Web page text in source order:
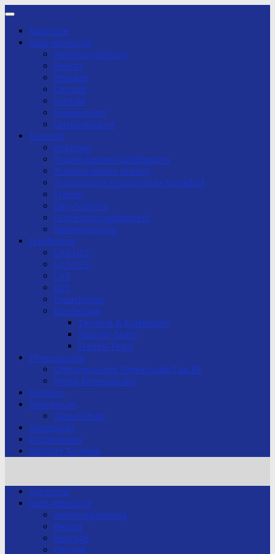
Zum
springenStartseite
Judo-Abteilung
Abteilungsleitung
Beitritt
Beiträge
Chronik
Kontakt
Breitensport
Leistungssport
Training
Anfänger
Trainingszeiten Großhadern
Trainingszeiten Aubing
Trainingszeit Grundschule Stockdorf
Trainer
Dan-Training
Gürtelprüfungskonzept
Hallenordnung
Ergebnisse
U10/U12
U13/U15
U18
U21
Erwachsene
Bundesliga
Termine & Ergebnisse
Männer-Team
Frauen-Team
Fitnessstudio
Öffnungszeiten Fitnesstudio Top-Fit
Preise Fitnessstudio
Förderer
Impressum
Datenschutz
Stützpunkt
Förderverein
Nächste Termine
Startseite
Judo-Abteilung
Abteilungsleitung
Beitritt
Beiträge
Chronik